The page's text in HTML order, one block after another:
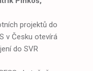
projektů do
v Česku otevírá
do SVR